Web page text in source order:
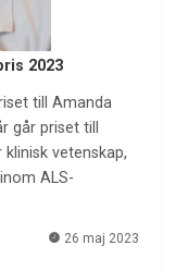
2023
till Amanda
går priset till
vetenskap,
ALS-
26 maj 2023